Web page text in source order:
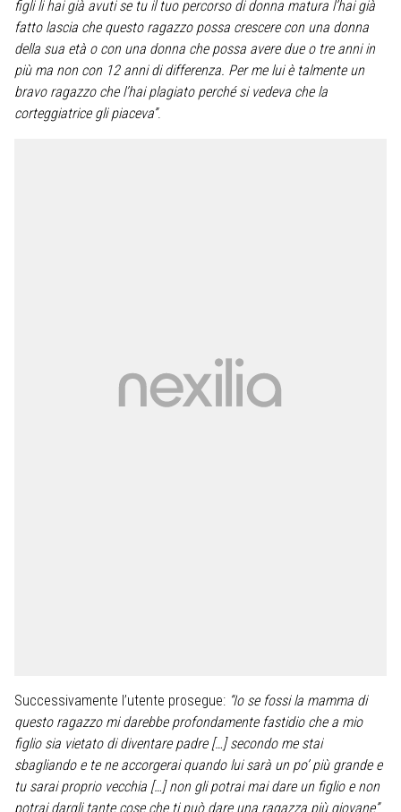
figli li hai già avuti se tu il tuo percorso di donna matura l’hai già
fatto lascia che questo ragazzo possa crescere con una donna
della sua età o con una donna che possa avere due o tre anni in
più ma non con 12 anni di differenza. Per me lui è talmente un
bravo ragazzo che l’hai plagiato perché si vedeva che la
corteggiatrice gli piaceva”.
Successivamente l’utente prosegue: “Io se fossi la mamma di
questo ragazzo mi darebbe profondamente fastidio che a mio
figlio sia vietato di diventare padre […] secondo me stai
sbagliando e te ne accorgerai quando lui sarà un po’ più grande e
tu sarai proprio vecchia […] non gli potrai mai dare un figlio e non
potrai dargli tante cose che ti può dare una ragazza più giovane”.